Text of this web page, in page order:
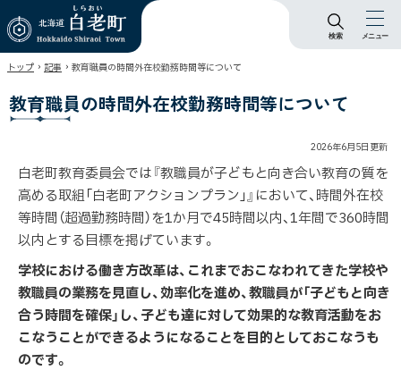
北海道 白老町
Hokkaido Shiraoi
Town
メニュー
検索
トップ › 記事 › 教育職員の時間外在校勤務時間等について
教育職員の時間外在校勤務時間等について
2026年6月5日 更新
白老町教育委員会では『教職員が子どもと向き合い教育の質を
高める取組「白老町アクションプラン」』において、時間外在校
等時間（超過勤務時間）を1か月で45時間以内、1年間で360時間
以内とする目標を掲げています。
学校における働き方改革は、これまでおこなわれてきた学校や
教職員の業務を見直し、効率化を進め、教職員が「子どもと向き
合う時間を確保」し、子ども達に対して効果的な教育活動をお
こなうことができるようになることを目的としておこなうも
のです。